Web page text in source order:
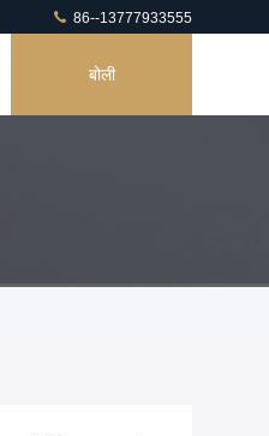
86--13777933555
बोली